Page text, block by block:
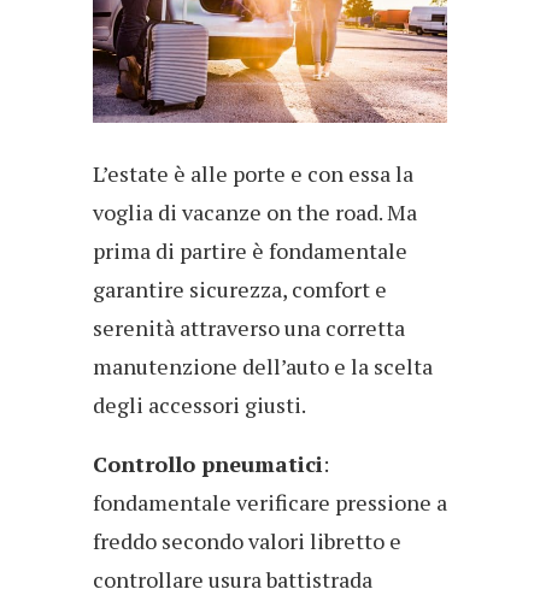
L’estate è alle porte e con essa la
voglia di vacanze on the road. Ma
prima di partire è fondamentale
garantire sicurezza, comfort e
serenità attraverso una corretta
manutenzione dell’auto e la scelta
degli accessori giusti.
Controllo pneumatici:
fondamentale verificare pressione a
freddo secondo valori libretto e
controllare usura battistrada